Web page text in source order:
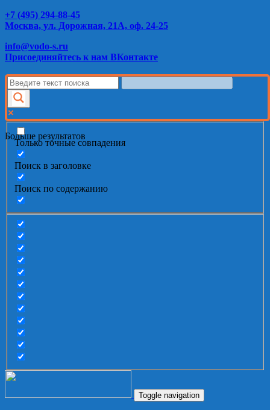
+7 (495) 294-88-45
Москва, ул. Дорожная, 21А, оф. 24-25
info@vodo-s.ru
Присоединяйтесь к нам ВКонтакте
Больше результатов
Только точные совпадения
Поиск в заголовке
Поиск по содержанию
Toggle navigation